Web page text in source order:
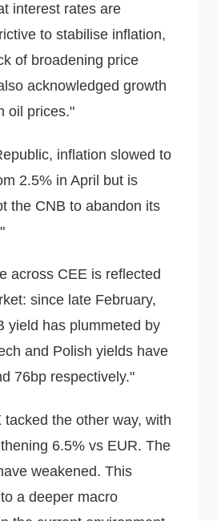
interest rates are
to stabilise inflation,
of broadening price
acknowledged growth
oil prices."
inflation slowed to
2.5% in April but is
the CNB to abandon its
across CEE is reflected
since late February,
yield has plummeted by
and Polish yields have
76bp respectively."
tacked the other way, with
6.5% vs EUR. The
weakened. This
a deeper macro